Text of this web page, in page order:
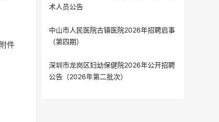
件
术人员公告
中山市人民医院古镇医院2026年招聘启事
（第四期）
深圳市龙岗区妇幼保健院2026年公开招聘
公告（2026年第二批次）